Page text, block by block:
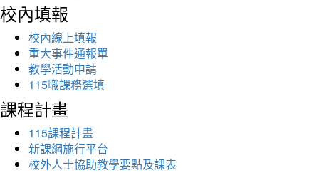
校內填報
校內線上填報
重大事件通報單
教學活動申請
115職課務選填
課程計畫
115課程計畫
新課綱施行平台
校外人士協助教學要點及課表